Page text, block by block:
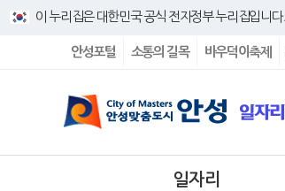
바로넘어가기 메뉴
이 누리집은 대한민국 공식 전자정부 누리집입니다.
안성포털 소통의 길목 바우덕이축제
일자리